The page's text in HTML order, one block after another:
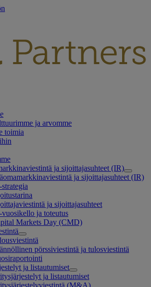
ja arvomme
toimia
ja sijoittajasuhteet (IR)
ja sijoittajasuhteet (IR)
ja sijoittajasuhteet
ja toteutus
Markets Day (CMD)
pörssiviestintä ja tulosviestintä
ja listautumiset
ja listautumiset